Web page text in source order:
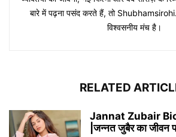
बारे में पढ़ना पसंद करते हैं, तो
विश्वसनीय मंच है।
RELATED
Jannat Zubair
|जन्नत जुबैर का जीवन